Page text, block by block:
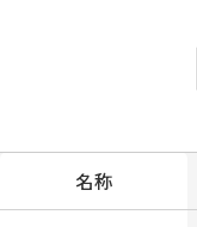
名称